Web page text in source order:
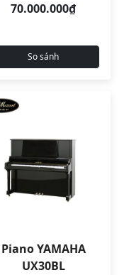
70.000.000₫
So sánh
Piano YAMAHA
UX30BL